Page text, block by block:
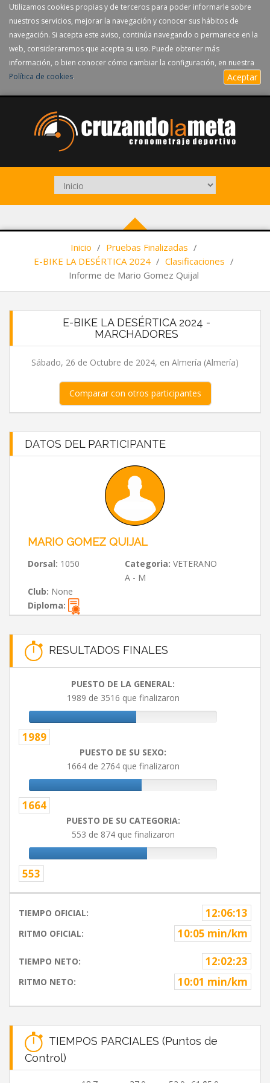
Utilizamos cookies propias y de terceros para poder informarle sobre
nuestros servicios, mejorar la navegación y conocer sus hábitos de
navegación. Si acepta este aviso, continúa navegando o permanece en la
web, consideraremos que acepta su uso. Puede obtener más
información, o bien conocer cómo cambiar la configuración, en nuestra
Política de cookies. Aceptar
Inicio / Pruebas Finalizadas /
E-BIKE LA DESÉRTICA 2024 / Clasificaciones /
Informe de Mario Gomez Quijal
E-BIKE LA DESÉRTICA 2024 -
MARCHADORES
Sábado, 26 de Octubre de 2024, en Almería (Almería)
Comparar con otros participantes
DATOS DEL PARTICIPANTE
MARIO GOMEZ QUIJAL
Dorsal: 1050 Categoria: VETERANO
A - M
Club: None
Diploma:
RESULTADOS FINALES
PUESTO DE LA GENERAL:
1989 de 3516 que finalizaron
1989
PUESTO DE SU SEXO:
1664 de 2764 que finalizaron
1664
PUESTO DE SU CATEGORIA:
553 de 874 que finalizaron
553
TIEMPO OFICIAL: 12:06:13
RITMO OFICIAL: 10:05 min/km
TIEMPO NETO: 12:02:23
RITMO NETO: 10:01 min/km
TIEMPOS PARCIALES (Puntos de
Control)